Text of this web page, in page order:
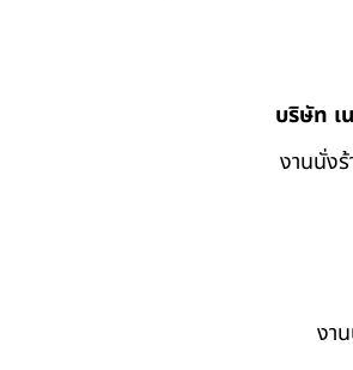
บริษัท เ
งานนั่ง
งา